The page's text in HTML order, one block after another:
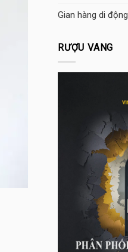
Gian hàng di động
RƯỢU VANG